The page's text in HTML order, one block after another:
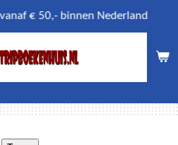
€ 50,- binnen Nederland